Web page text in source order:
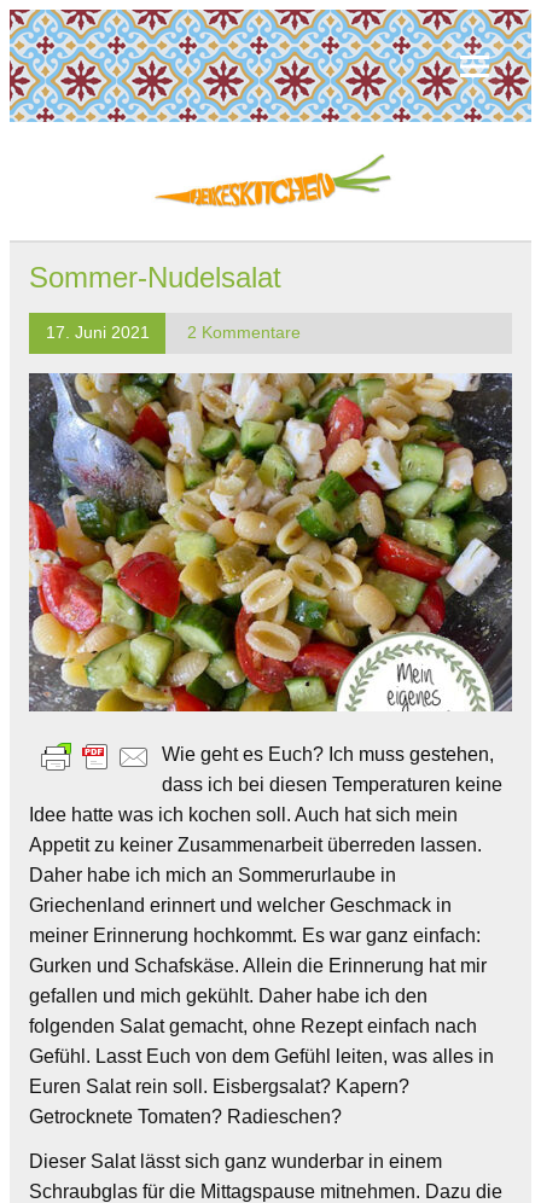
Sommer-Nudelsalat
17. Juni 2021 2 Kommentare
Wie geht es Euch? Ich muss gestehen,
dass ich bei diesen Temperaturen keine
Idee hatte was ich kochen soll. Auch hat sich mein
Appetit zu keiner Zusammenarbeit überreden lassen.
Daher habe ich mich an Sommerurlaube in
Griechenland erinnert und welcher Geschmack in
meiner Erinnerung hochkommt. Es war ganz einfach:
Gurken und Schafskäse. Allein die Erinnerung hat mir
gefallen und mich gekühlt. Daher habe ich den
folgenden Salat gemacht, ohne Rezept einfach nach
Gefühl. Lasst Euch von dem Gefühl leiten, was alles in
Euren Salat rein soll. Eisbergsalat? Kapern?
Getrocknete Tomaten? Radieschen?
Dieser Salat lässt sich ganz wunderbar in einem
Schraubglas für die Mittagspause mitnehmen. Dazu die